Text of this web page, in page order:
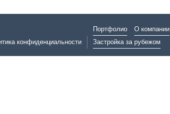
конфиденциальности
Портфолио О компании
Застройка за рубежом